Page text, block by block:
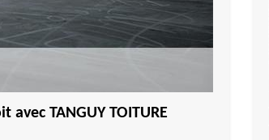
TANGUY TOITURE